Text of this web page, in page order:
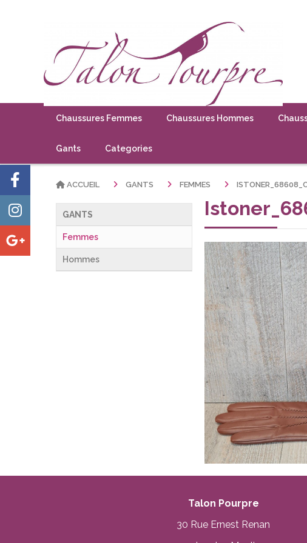
Chaussures Femmes Chaussures Hommes
Gants Categories
GANTS
Femmes
Hommes
ACCUEIL GANTS FEMMES
Talon Pourpre
30 Rue Ernest Renan